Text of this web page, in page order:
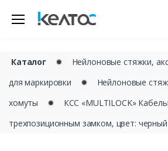
Каталог ✹
Нейлоновые стяжки,
для маркировки
✹
Нейлоновые
хомуты
✹
КСС «MULTILOCK»
трехпозиционным замком, цвет: черный